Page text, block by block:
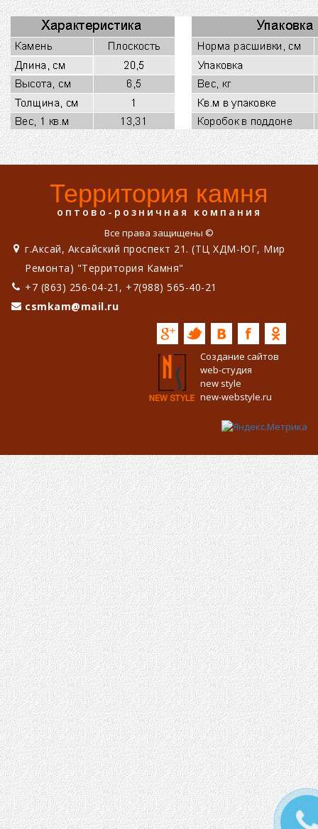
Территория камня
оптово-розничная компания
Все права защищены ©
г.Аксай, Аксайский проспект 21. (ТЦ ХДМ-ЮГ, Мир
Ремонта) "Территория Камня"
+7 (863) 256-04-21, +7(988) 565-40-21
csmkam@mail.ru
Создание сайтов
web-студия
new style
new-webstyle.ru